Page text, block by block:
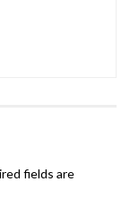
fields are